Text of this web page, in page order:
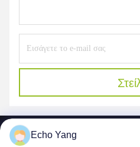
Echo Yang